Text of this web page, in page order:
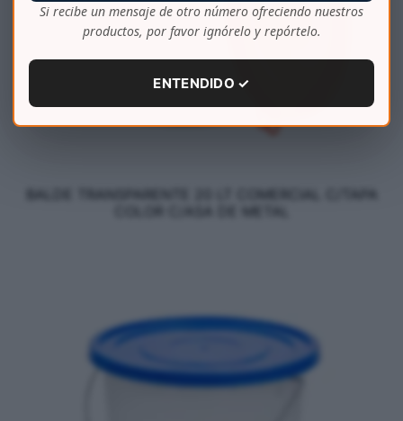
Si recibe un mensaje de otro número ofreciendo nuestros
productos, por favor ignórelo y repórtelo.
ENTENDIDO ✓